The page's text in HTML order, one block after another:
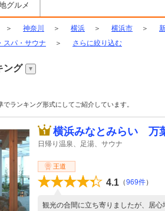
グルメ
＞ 神奈川 ＞ 横浜 ＞ 横浜市 ＞
スパ・サウナ ＞ さらに絞り込む
ング
ランキング形式にしてご紹介しています。
横浜みなとみらい 万
日帰り温泉、足湯、サウナ
王道
4.1 （969件）
観光の合間に立ち寄りましたが、居